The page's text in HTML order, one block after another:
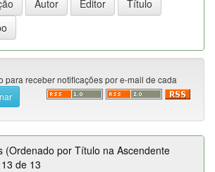
para receber notificações por e-mail de cada
(Ordenado por Título na Ascendente
de 13